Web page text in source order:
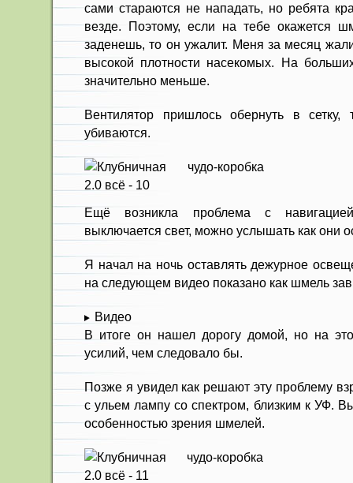
сами стараются не нападать, но ребята
везде. Поэтому, если на тебе окажется
заденешь, то он ужалит. Меня за месяц
высокой плотности насекомых. На
значительно меньше.
Вентилятор пришлось обернуть в
убиваются.
Ещё возникла проблема с
выключается свет, можно услышать как они
Я начал на ночь оставлять дежурное
на следующем видео показано как шмель
Видео
В итоге он нашел дорогу домой, но на
усилий, чем следовало бы.
Позже я увидел как решают эту проблему
с ульем лампу со спектром, близким к УФ.
особенностью зрения шмелей.